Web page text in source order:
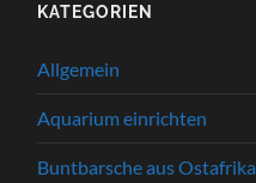
KATEGORIEN
Allgemein
Aquarium einrichten
Buntbarsche aus Ostafrika